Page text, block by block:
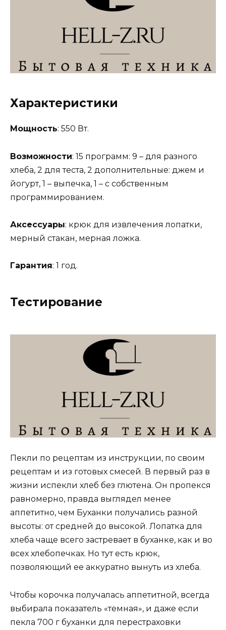
Характеристики
Мощность: 550 Вт.
Возможности: 15 программ: 9 – для разного
хлеба, 2 для теста, 2 дополнительные: джем и
йогурт, 1 – выпечка, 1 – с собственным
программированием.
Аксессуары: крюк для извлечения лопатки,
мерный стакан, мерная ложка.
Гарантия: 1 год.
Тестирование
Пекли по рецептам из инструкции, по своим
рецептам и из готовых смесей. В первый раз в
жизни испекли хлеб без глютена. Он пропекся
равномерно, правда выглядел менее
аппетитно, чем Буханки получались разной
высоты: от средней до высокой. Лопатка для
хлеба чаще всего застревает в буханке, как и во
всех хлебопечках. Но тут есть крюк,
позволяющий ее аккуратно вынуть из хлеба.
Чтобы корочка получалась аппетитной, всегда
выбирала показатель «темная», и даже если
пекла 700 г буханки для перестраховки